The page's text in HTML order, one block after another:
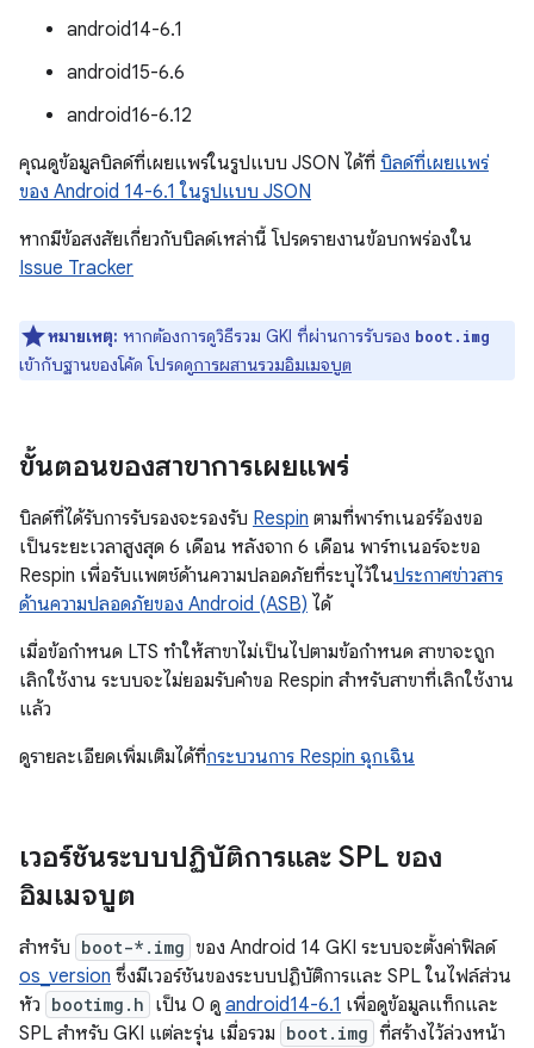
android14-6.1
android15-6.6
android16-6.12
คุณดูข้อมูลบิลด์ที่เผยแพร่ในรูปแบบ JSON ได้ที่ บิลด์ที่เผยแพร่
ของ Android 14-6.1 ในรูปแบบ JSON
หากมีข้อสงสัยเกี่ยวกับบิลด์เหล่านี้ โปรดรายงานข้อบกพร่องใน
Issue Tracker
หมายเหตุ: หากต้องการดูวิธีรวม GKI ที่ผ่านการรับรอง boot.img
เข้ากับฐานของโค้ด โปรดดูการผสานรวมอิมเมจบูต
ขั้นตอนของสาขาการเผยแพร่
บิลด์ที่ได้รับการรับรองจะรองรับ Respin ตามที่พาร์ทเนอร์ร้องขอ
เป็นระยะเวลาสูงสุด 6 เดือน หลังจาก 6 เดือน พาร์ทเนอร์จะขอ
Respin เพื่อรับแพตช์ด้านความปลอดภัยที่ระบุไว้ในประกาศข่าวสาร
ด้านความปลอดภัยของ Android (ASB) ได้
เมื่อข้อกำหนด LTS ทำให้สาขาไม่เป็นไปตามข้อกำหนด สาขาจะถูก
เลิกใช้งาน ระบบจะไม่ยอมรับคำขอ Respin สำหรับสาขาที่เลิกใช้งาน
แล้ว
ดูรายละเอียดเพิ่มเติมได้ที่กระบวนการ Respin ฉุกเฉิน
เวอร์ชันระบบปฏิบัติการและ SPL ของ
อิมเมจบูต
สำหรับ boot-*.img ของ Android 14 GKI ระบบจะตั้งค่าฟิลด์
os_version ซึ่งมีเวอร์ชันของระบบปฏิบัติการและ SPL ในไฟล์ส่วน
หัว bootimg.h เป็น 0 ดู android14-6.1 เพื่อดูข้อมูลแท็กและ
SPL สำหรับ GKI แต่ละรุ่น เมื่อรวม boot.img ที่สร้างไว้ล่วงหน้า